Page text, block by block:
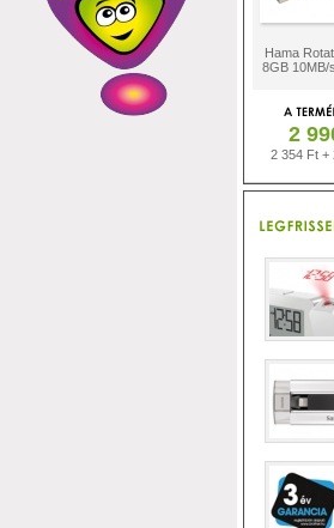
Hama
8GB 10MB/
2
2 354 Ft +